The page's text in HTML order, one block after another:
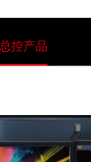
控产品